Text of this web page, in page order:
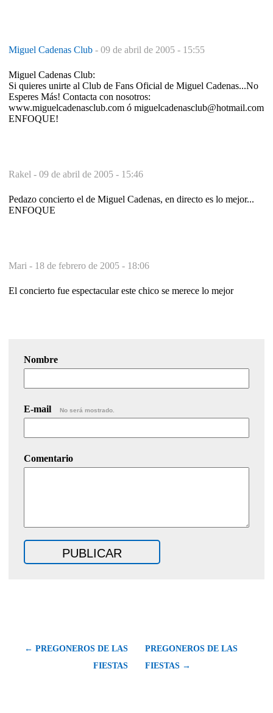
Miguel Cadenas Club - 09 de abril de 2005 - 15:55
Miguel Cadenas Club:
Si quieres unirte al Club de Fans Oficial de Miguel Cadenas...No
Esperes Más! Contacta con nosotros:
www.miguelcadenasclub.com ó miguelcadenasclub@hotmail.com
ENFOQUE!
Rakel - 09 de abril de 2005 - 15:46
Pedazo concierto el de Miguel Cadenas, en directo es lo mejor...
ENFOQUE
Mari - 18 de febrero de 2005 - 18:06
El concierto fue espectacular este chico se merece lo mejor
Nombre
E-mail No será mostrado.
Comentario
← PREGONEROS DE LAS
FIESTAS
PREGONEROS DE LAS
FIESTAS →